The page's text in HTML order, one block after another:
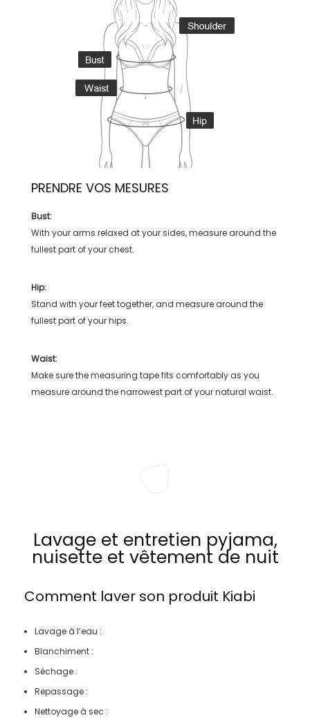
PRENDRE VOS MESURES
Bust:
With your arms relaxed at your sides, measure around the
fullest part of your chest.
Hip:
Stand with your feet together, and measure around the
fullest part of your hips.
Waist:
Make sure the measuring tape fits comfortably as you
measure around the narrowest part of your natural waist.
Lavage et entretien pyjama,
nuisette et vêtement de nuit
Comment laver son produit Kiabi
Lavage à l’eau :
Blanchiment :
Séchage :
Repassage :
Nettoyage à sec :